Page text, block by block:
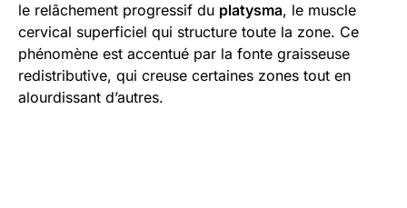
le relâchement progressif du platysma, le muscle
cervical superficiel qui structure toute la zone. Ce
phénomène est accentué par la fonte graisseuse
redistributive, qui creuse certaines zones tout en
alourdissant d’autres.